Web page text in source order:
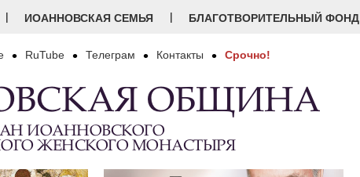
| ИОАННОВСКАЯ СЕМЬЯ | БЛАГОТВОРИТЕЛЬНЫЙ ФОНД
RuTube Телеграм Контакты Срочно!
ОБЩИНА
ИОАННОВСКОГО
ЖЕНСКОГО МОНАСТЫРЯ